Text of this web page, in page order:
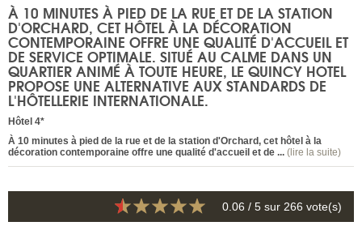
À 10 MINUTES À PIED DE LA RUE ET DE LA STATION
D'ORCHARD, CET HÔTEL À LA DÉCORATION
CONTEMPORAINE OFFRE UNE QUALITÉ D'ACCUEIL ET
DE SERVICE OPTIMALE. SITUÉ AU CALME DANS UN
QUARTIER ANIMÉ À TOUTE HEURE, LE QUINCY HOTEL
PROPOSE UNE ALTERNATIVE AUX STANDARDS DE
L'HÔTELLERIE INTERNATIONALE.
Hôtel 4*
À 10 minutes à pied de la rue et de la station d'Orchard, cet hôtel à la
décoration contemporaine offre une qualité d'accueil et de ... (lire la suite)
0.06 / 5 sur 266 vote(s)